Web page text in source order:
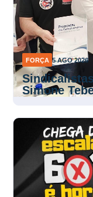
FORÇA 5 AGO 2026
Simone